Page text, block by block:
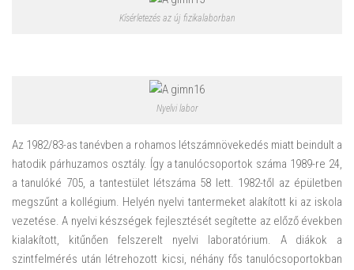
Kísérletezés az új fizikalaborban
Nyelvi labor
Az 1982/83-as tanévben a rohamos létszámnövekedés miatt beindult a
hatodik párhuzamos osztály. Így a tanulócsoportok száma 1989-re 24,
a tanulóké 705, a tantestület létszáma 58 lett. 1982-től az épületben
megszűnt a kollégium. Helyén nyelvi tantermeket alakított ki az iskola
vezetése. A nyelvi készségek fejlesztését segítette az előző években
kialakított, kitűnően felszerelt nyelvi laboratórium. A diákok a
szintfelmérés után létrehozott kicsi, néhány fős tanulócsoportokban